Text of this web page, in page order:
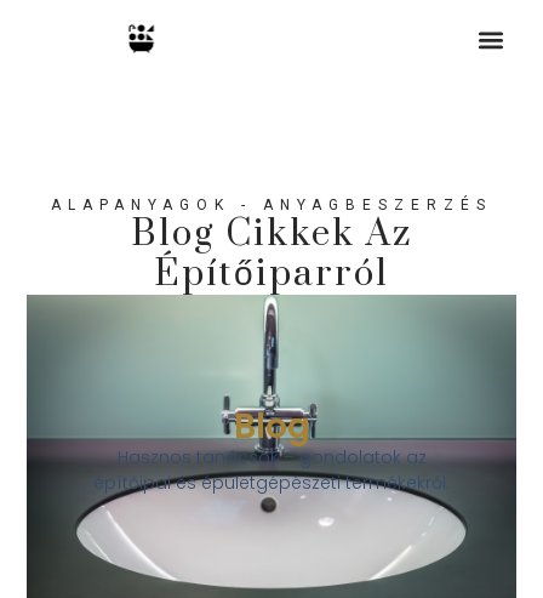
ALAPANYAGOK - ANYAGBESZERZÉS
Blog Cikkek Az
Építőiparról
Blog
Hasznos tanácsok – gondolatok az
építőipai és épületgépészeti termékekről.